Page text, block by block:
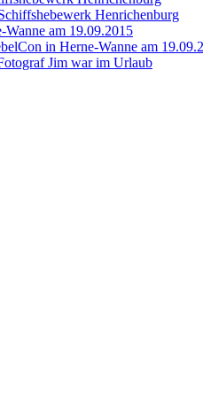
Henrichenburg
am 19.09.2015
in Herne-Wanne am
Jim war im Urlaub